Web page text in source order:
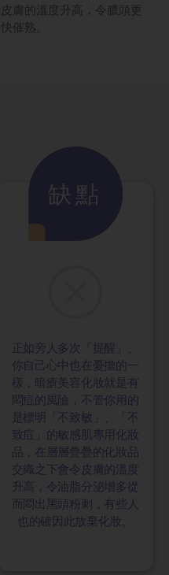
皮膚的溫度升高，令膿頭更
快催熟。
缺點
正如旁人多次「提醒」、
你自己心中也在憂擔的一
樣，暗瘡美容化妝就是有
悶痘的風險，不管你用的
是標明「不致敏」、「不
致痘」的敏感肌專用化妝
品，在層層疊疊的化妝品
交織之下會令皮膚的溫度
升高，令油脂分泌增多從
而悶出黑頭粉刺，有些人
也的確因此放棄化妝。